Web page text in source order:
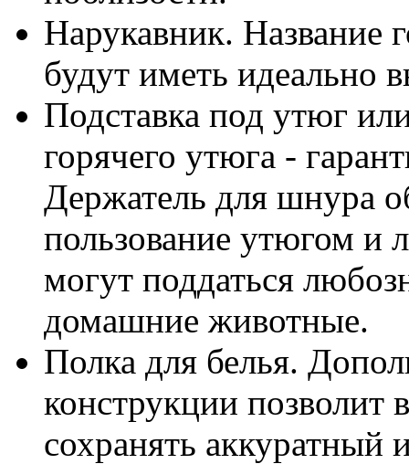
Нарукавник. Название
будут иметь идеально
Подставка под утюг
горячего утюга -
Держатель для шнура
пользование утюгом и
могут поддаться
домашние животные.
Полка для белья.
конструкции
сохранять аккуратный